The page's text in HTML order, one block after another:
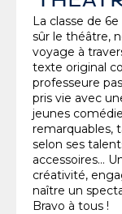
La classe de
sûr le théâtre,
voyage à
texte original
professeure
pris vie avec
jeunes
remarquables,
selon ses
accessoires…
créativité,
naître un
Bravo à tous !